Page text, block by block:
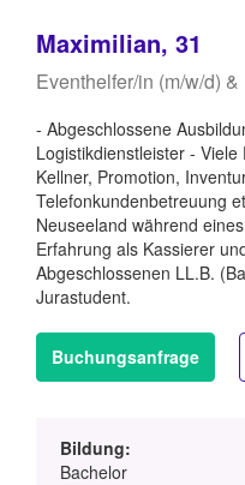
Maximilian, 31
Eventhelfer/in (m/w/d)
- Abgeschlossene
Logistikdienstleister -
Kellner, Promotion,
Telefonkundenbetreuung
Neuseeland während
Erfahrung als Kassierer
Abgeschlossenen LL.B.
Jurastudent.
Buchungsanfrage
Bildung:
Bachelor